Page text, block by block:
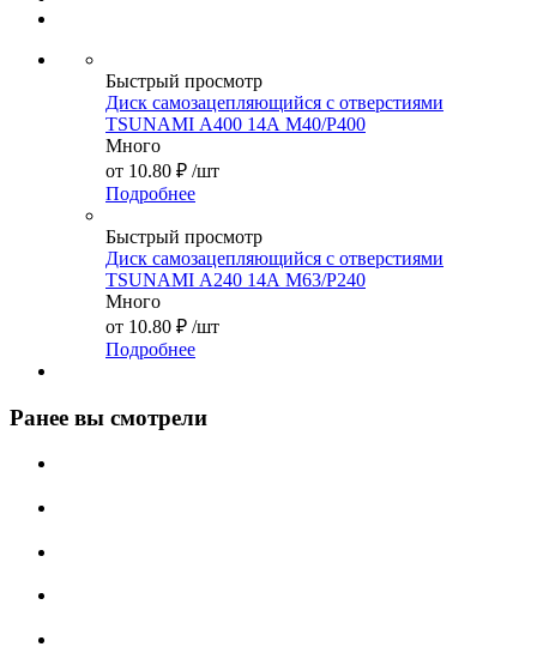
Быстрый просмотр
Диск самозацепляющийся с отверстиями
TSUNAMI А400 14А М40/Р400
Много
от 10.80 ₽ /шт
Подробнее
Быстрый просмотр
Диск самозацепляющийся с отверстиями
TSUNAMI А240 14А М63/Р240
Много
от 10.80 ₽ /шт
Подробнее
Ранее вы смотрели